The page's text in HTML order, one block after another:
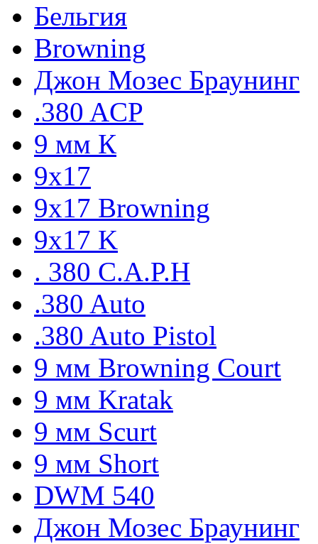
Бельгия
Browning
Джон Мозес Браунинг
.380 ACP
9 мм К
9x17
9х17 Browning
9х17 K
. 380 C.A.P.H
.380 Auto
.380 Auto Pistol
9 мм Browning Court
9 мм Kratak
9 мм Scurt
9 мм Short
DWM 540
Джон Мозес Браунинг